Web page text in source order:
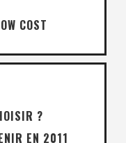
COST
?
EN 2011